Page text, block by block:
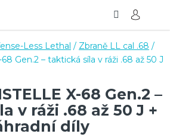
Less Lethal / Zbraně LL cal .68 /
Gen.2 – taktická síla v ráži .68 až 50 J
X-68 Gen.2 –
v ráži .68 až 50 J +
díly